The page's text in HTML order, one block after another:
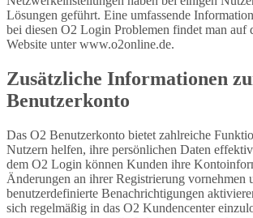
Lösungen geführt. Eine umfassende
bei diesen O2 Login Problemen findet man auf
Website unter www.o2online.de.
Zusätzliche Informationen
Benutzerkonto
Das O2 Benutzerkonto bietet zahlreiche
Nutzern helfen, ihre persönlichen Daten
dem O2 Login können Kunden ihre
Änderungen an ihrer Registrierung vornehmen
benutzerdefinierte Benachrichtigungen
sich regelmäßig in das O2 Kundencenter